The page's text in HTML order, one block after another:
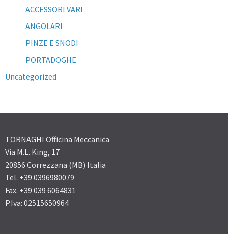
ACCESSORI VARI
ANGOLARI
PINZE E SNODI
PORTADOGHE
Uncategorized
TORNAGHI Officina Meccanica
Via M.L. King, 17
20856 Correzzana (MB) Italia
Tel. +39 0396980079
Fax. +39 039 6064831
P.Iva: 02515650964